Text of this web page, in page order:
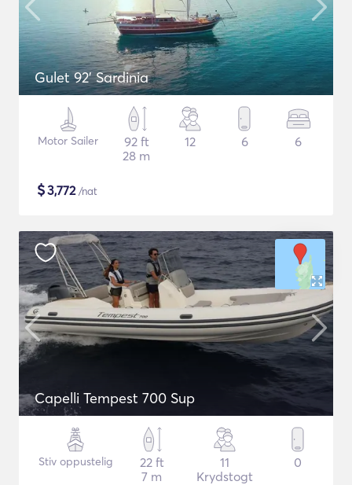
Gulet 92' Sardinia
Motor Sailer
92 ft
28 m
12 6 6
$3,772/nat
Capelli Tempest 700 Sup
Stiv oppustelig
22 ft
7 m
11
Krydstogt
0